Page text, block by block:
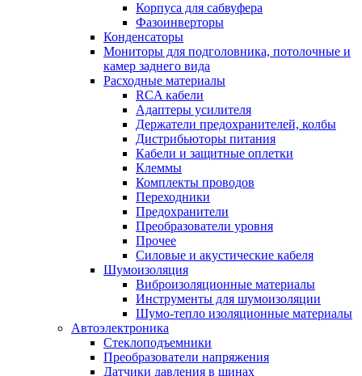
Корпуса для сабвуфера
Фазоинверторы
Конденсаторы
Мониторы для подголовника, потолочные и
камер заднего вида
Расходные материалы
RCA кабели
Адаптеры усилителя
Держатели предохранителей, колбы
Дистрибьюторы питания
Кабели и защитные оплетки
Клеммы
Комплекты проводов
Переходники
Предохранители
Преобразователи уровня
Прочее
Силовые и акустические кабеля
Шумоизоляция
Виброизоляционные материалы
Инструменты для шумоизоляции
Шумо-тепло изоляционные материалы
Автоэлектроника
Стеклоподъемники
Преобразователи напряжения
Датчики давления в шинах